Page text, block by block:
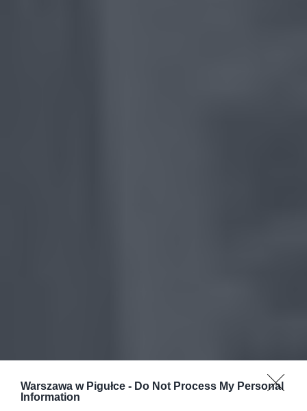
Warszawa w Pigułce - Do Not Process My Personal
Information